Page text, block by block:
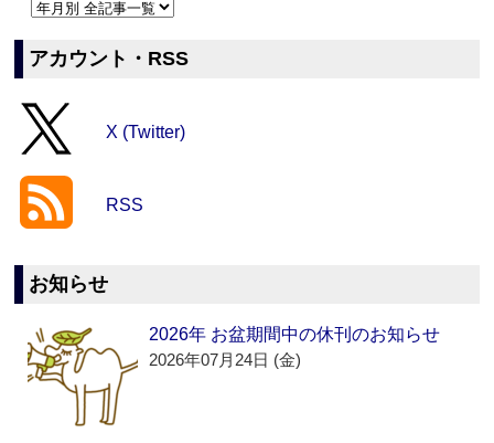
アカウント・RSS
X (Twitter)
RSS
お知らせ
2026年 お盆期間中の休刊のお知らせ
2026年07月24日 (金)